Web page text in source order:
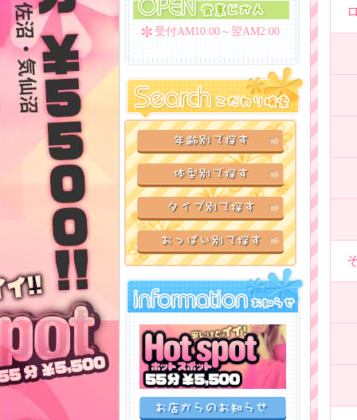
受付AM10:00～翌AM2:00